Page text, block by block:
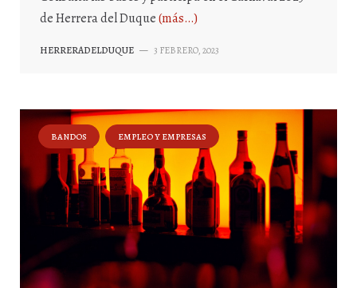
de Herrera del Duque(más…)
HERRERADELDUQUE — 3 FEBRERO, 2023
BANDOS EMPLEO Y EMPRESAS